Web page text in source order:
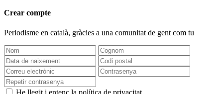
Crear compte
Periodisme en català, gràcies a una comunitat de gent com tu
He llegit i entenc la política de privacitat